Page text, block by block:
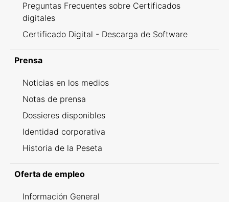
Preguntas Frecuentes sobre Certificados
digitales
Certificado Digital - Descarga de Software
Prensa
Noticias en los medios
Notas de prensa
Dossieres disponibles
Identidad corporativa
Historia de la Peseta
Oferta de empleo
Información General